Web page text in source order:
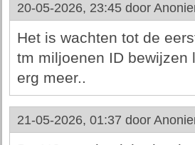
20-05-2026, 23:45 door
Het is wachten tot de
tm miljoenen ID bewijzen
erg meer..
21-05-2026, 01:37 door